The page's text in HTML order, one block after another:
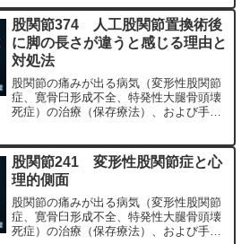
科専門医（人工関節手術を専門）の塗山
正宏が色々と説明します。
股関節374 人工股関節置換術後
に脚の長さが違うと感じる理由と
対処法
股関節の痛みが出る病気（変形性股関節
症、寛骨臼形成不全、特発性大腿骨頭壊
死症）の治療（保存療法）、および手術
科専門医（人工関節手術を専門）の塗山
正宏が色々と説明します。
股関節241 変形性股関節症と心
理的側面
股関節の痛みが出る病気（変形性股関節
症、寛骨臼形成不全、特発性大腿骨頭壊
死症）の治療（保存療法）、および手術